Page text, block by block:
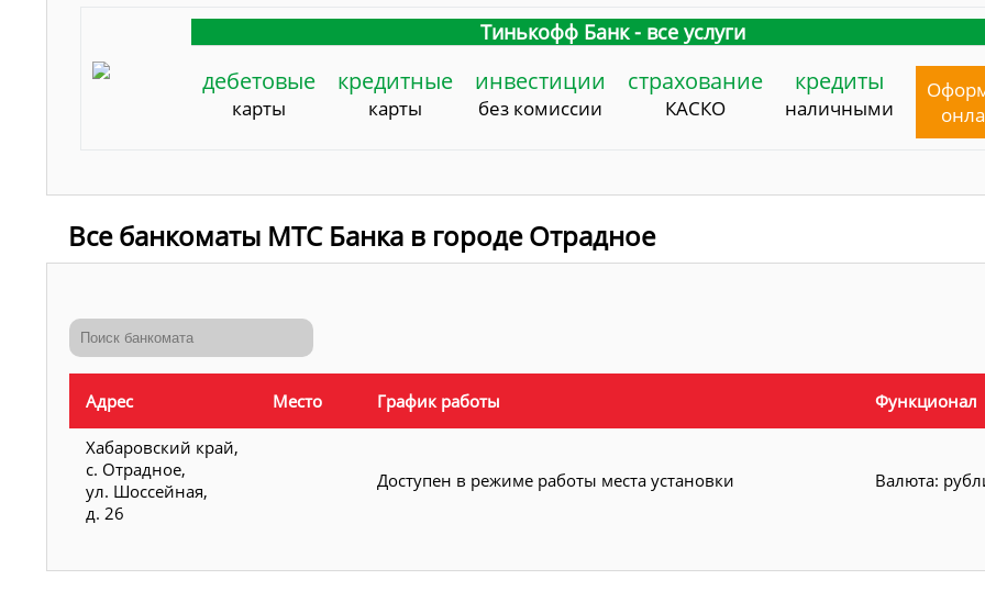
Тинькофф Банк - все услуги
дебетовые
карты
кредитные
карты
инвестиции
без комиссии
страхование
КАСКО
кредиты
наличными
Все банкоматы МТС Банка в городе Отрадное
Адрес Место График работы Функционал
Хабаровский край,
с. Отрадное,
ул. Шоссейная,
д. 26
Доступен в режиме работы места установки Валюта: